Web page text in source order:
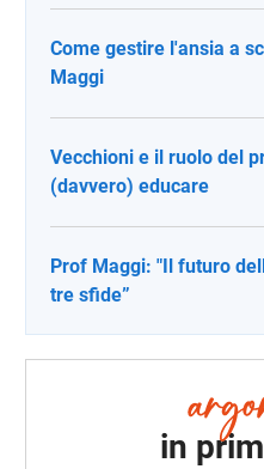
Come gestire l'ansia a
Maggi
Vecchioni e il ruolo del
(davvero) educare
Prof Maggi: "Il futuro
tre sfide”
in